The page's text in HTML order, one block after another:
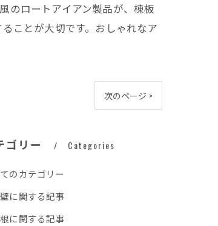
のロートアイアン製品が、棟板
ことが大切です。おしゃれなア
次のページ >
ゴリー Categories
のカテゴリー
に関する記事
に関する記事